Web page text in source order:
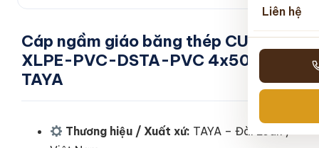
Liên hệ
Cáp ngầm giáo băng thép CU-
XLPE-PVC-DSTA-PVC 4x50mm2
TAYA
Thương hiệu / Xuất xứ: TAYA – Đài Loan /